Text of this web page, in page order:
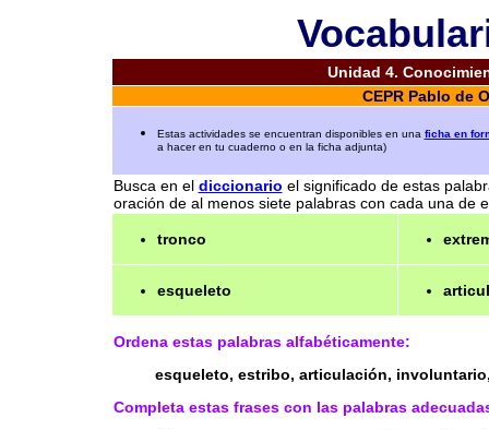
Unidad 4.
CEPR Pablo de
Estas actividades se encuentran disponibles en una ficha en
a hacer en tu cuaderno o en la ficha adjunta)
Busca en el diccionario el significado de estas
oración de al menos siete palabras con cada una de
tronco
esqueleto
Ordena estas palabras alfabéticamente:
esqueleto, estribo, articulación,
Completa estas frases con las palabras